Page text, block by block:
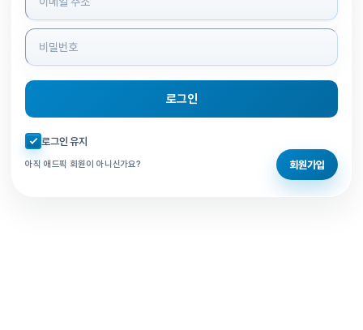
로그인
자동로그인 체크
로그인 유지
아직 애드픽 회원이 아니신가요? 회원가입